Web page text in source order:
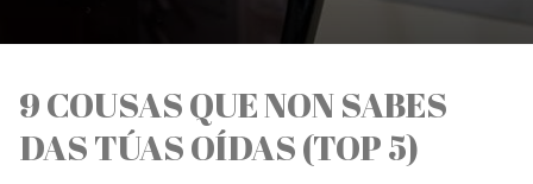
9 COUSAS QUE NON SABES
DAS TÚAS OÍDAS (TOP 5)